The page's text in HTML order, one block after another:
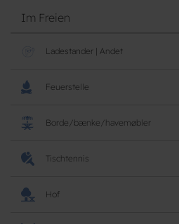
Im Freien
Ladestander | Andet
Feuerstelle
Borde/bænke/havemøbler
Tischtennis
Hof